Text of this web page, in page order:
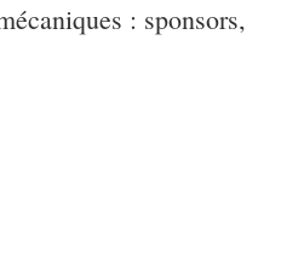
: sponsors,